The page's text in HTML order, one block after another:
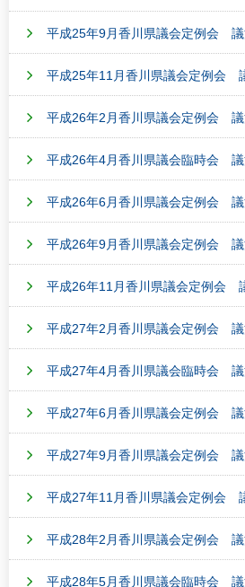
平成25年9月香川県議会定例会
平成25年11月香川県議会定例会
平成26年2月香川県議会定例会
平成26年4月香川県議会臨時会
平成26年6月香川県議会定例会
平成26年9月香川県議会定例会
平成26年11月香川県議会定例会
平成27年2月香川県議会定例会
平成27年4月香川県議会臨時会
平成27年6月香川県議会定例会
平成27年9月香川県議会定例会
平成27年11月香川県議会定例会
平成28年2月香川県議会定例会
平成28年5月香川県議会臨時会